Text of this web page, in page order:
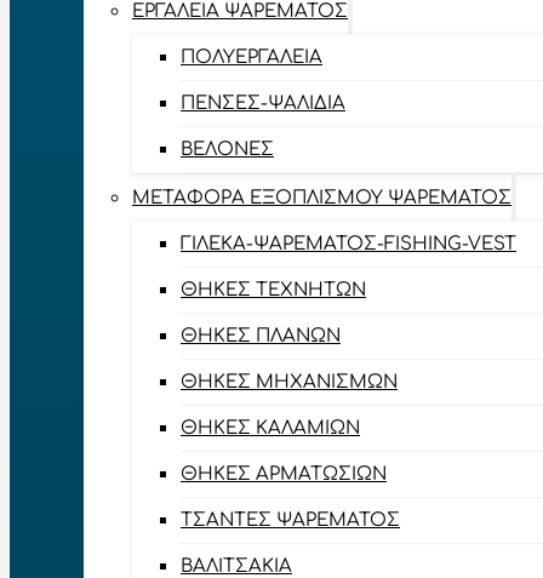
EΡΓΑΛΕΊΑ ΨΑΡΈΜΑΤΟΣ
ΠΟΛΥΕΡΓΑΛΕΊΑ
ΠΈΝΣΕΣ-ΨΑΛΊΔΙΑ
ΒΕΛΌΝΕΣ
ΜΕΤΑΦΟΡΆ ΕΞΟΠΛΙΣΜΟΎ ΨΑΡΈΜΑΤΟΣ
ΓΙΛΈΚΑ-ΨΑΡΈΜΑΤΟΣ-FISHING-VEST
ΘΉΚΕΣ ΤΕΧΝΗΤΏΝ
ΘΉΚΕΣ ΠΛΆΝΩΝ
ΘΉΚΕΣ ΜΗΧΑΝΙΣΜΏΝ
ΘΉΚΕΣ ΚΑΛΑΜΙΏΝ
ΘΉΚΕΣ ΑΡΜΑΤΩΣΙΏΝ
ΤΣΆΝΤΕΣ ΨΑΡΈΜΑΤΟΣ
ΒΑΛΙΤΣΆΚΙΑ